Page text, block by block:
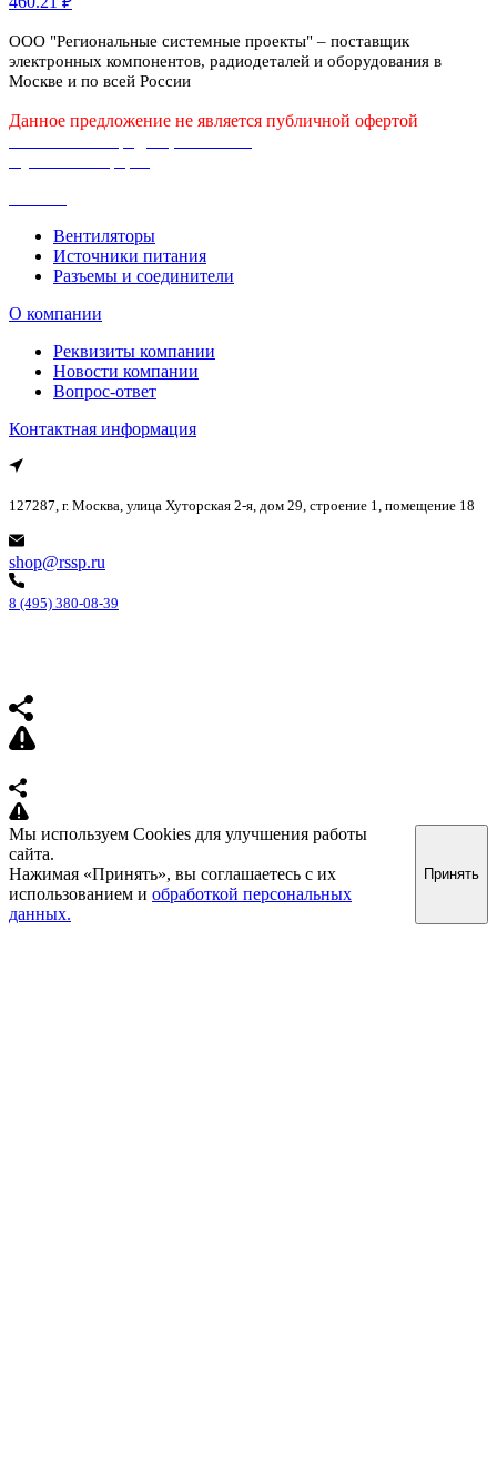
ООО "Региональные системные проекты" – поставщик
электронных компонентов, радиодеталей и оборудования в
Москве и по всей России
Данное предложение не является публичной офертой
Вентиляторы
Источники питания
Разъемы и соединители
О компании
Реквизиты компании
Новости компании
Вопрос-ответ
Контактная информация
127287, г. Москва, улица Хуторская 2-я, дом 29, строение 1, помещение 18
shop@rssp.ru
8 (495) 380-08-39
Мы используем Cookies для улучшения работы
сайта.
Нажимая «Принять», вы соглашаетесь с их
использованием и обработкой персональных
данных.
Принять